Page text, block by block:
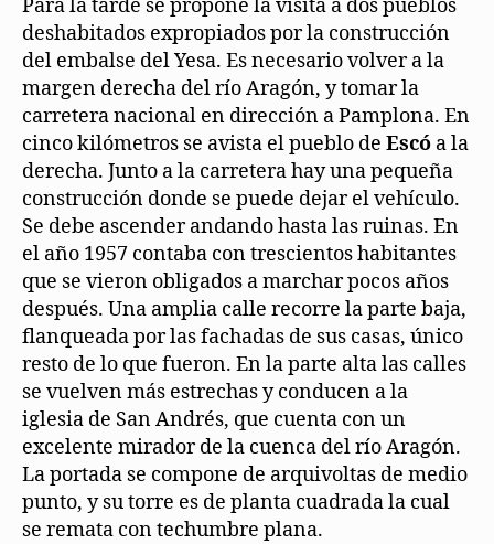
Para la tarde se propone la visita a dos pueblos
deshabitados expropiados por la construcción
del embalse del Yesa. Es necesario volver a la
margen derecha del río Aragón, y tomar la
carretera nacional en dirección a Pamplona. En
cinco kilómetros se avista el pueblo de Escó a la
derecha. Junto a la carretera hay una pequeña
construcción donde se puede dejar el vehículo.
Se debe ascender andando hasta las ruinas. En
el año 1957 contaba con trescientos habitantes
que se vieron obligados a marchar pocos años
después. Una amplia calle recorre la parte baja,
flanqueada por las fachadas de sus casas, único
resto de lo que fueron. En la parte alta las calles
se vuelven más estrechas y conducen a la
iglesia de San Andrés, que cuenta con un
excelente mirador de la cuenca del río Aragón.
La portada se compone de arquivoltas de medio
punto, y su torre es de planta cuadrada la cual
se remata con techumbre plana.